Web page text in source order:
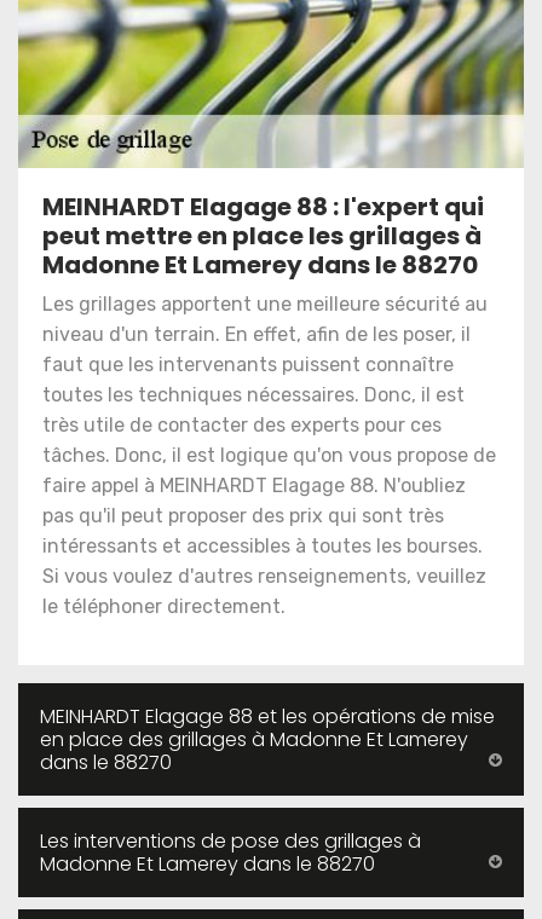
MEINHARDT Elagage 88 : l'expert qui
peut mettre en place les grillages à
Madonne Et Lamerey dans le 88270
Les grillages apportent une meilleure sécurité au
niveau d'un terrain. En effet, afin de les poser, il
faut que les intervenants puissent connaître
toutes les techniques nécessaires. Donc, il est
très utile de contacter des experts pour ces
tâches. Donc, il est logique qu'on vous propose de
faire appel à MEINHARDT Elagage 88. N'oubliez
pas qu'il peut proposer des prix qui sont très
intéressants et accessibles à toutes les bourses.
Si vous voulez d'autres renseignements, veuillez
le téléphoner directement.
MEINHARDT Elagage 88 et les opérations de mise
en place des grillages à Madonne Et Lamerey
dans le 88270
Les interventions de pose des grillages à
Madonne Et Lamerey dans le 88270